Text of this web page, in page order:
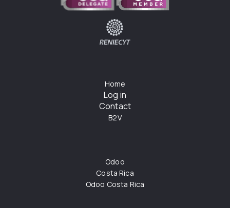
Home
Log in
Contact
B2V
Odoo
Costa Rica
Odoo Costa Rica